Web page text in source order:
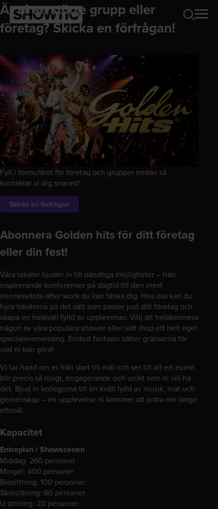
Är ni en större grupp eller
företag? Skicka en förfrågan!
Fyll i formuläret för företag och grupper nedan så
kontaktar vi dig snarast!
Skicka en förfrågan
Abonnera Golden hits för ditt företag
eller din fest!
Våra lokaler bjuder in till oändliga möjligheter – från
inspirerande konferenser på dagtid till den mest
minnesvärda after work du kan tänka dig. Hos oss kan du
hyra lokalerna på det sätt som passar just ditt företag och
skapa en helkväll fylld av upplevelser. Välj att helabonnera
någon av våra populära shower eller sätt ihop ett helt eget
specialevenemang. Endast fantasin sätter gränserna för
vad ni kan göra!
Vi tar hand om er från start till mål och ser till att ert event
blir precis så roligt, engagerande och unikt som ni vill ha
det. Bjud in kollegorna till en kväll fylld av musik, mat och
gemenskap – en upplevelse ni kommer att prata om länge
efteråt.
Kapacitet
Entreplan / Showscenen
Middag: 260 personer
Mingel: 400 personer
Biosittning: 100 personer
Skolsittning: 60 personer
U sittning: 20 personer